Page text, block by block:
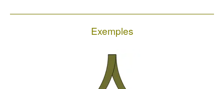
Exemples